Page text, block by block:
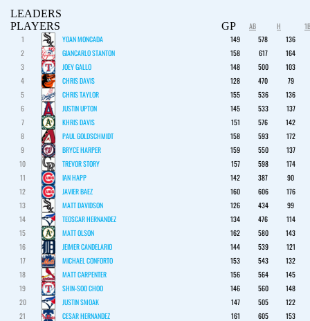
LEADERS
PLAYERS
GP AB H
1B
1
YOAN MONCADA 149 578
136
2
GIANCARLO STANTON 158 617
164
3
JOEY GALLO 148 500
103
4
CHRIS DAVIS 128 470
79
5
CHRIS TAYLOR 155 536
136
6
JUSTIN UPTON 145 533
137
7
KHRIS DAVIS 151 576
142
8
PAUL GOLDSCHMIDT 158 593
172
9
BRYCE HARPER 159 550
137
10
TREVOR STORY 157 598
174
11
IAN HAPP 142 387
90
12
JAVIER BAEZ 160 606
176
13
MATT DAVIDSON 126 434
99
14
TEOSCAR HERNANDEZ 134 476
114
15
MATT OLSON 162 580
143
16
JEIMER CANDELARIO 144 539
121
17
MICHAEL CONFORTO 153 543
132
18
MATT CARPENTER 156 564
145
19
SHIN-SOO CHOO 146 560
148
20
JUSTIN SMOAK 147 505
122
21
CESAR HERNANDEZ 161 605
153